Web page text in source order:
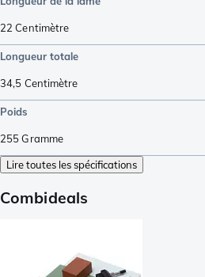
22 Centimètre
Longueur totale
34,5 Centimètre
Poids
255Gramme
Lire toutes les spécifications
Combideals